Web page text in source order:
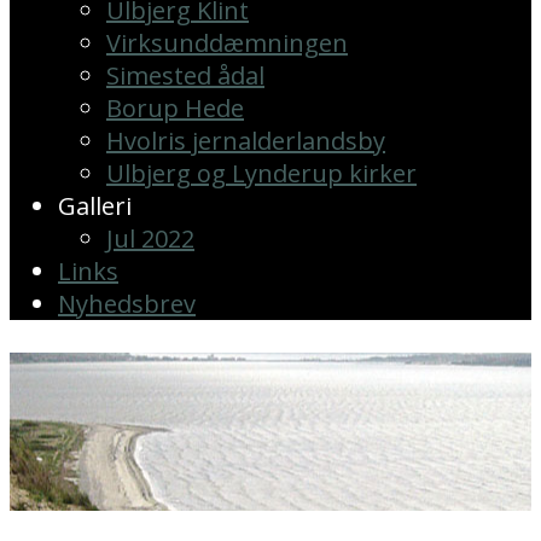
Ulbjerg Klint
Virksunddæmningen
Simested ådal
Borup Hede
Hvolris jernalderlandsby
Ulbjerg og Lynderup kirker
Galleri
Jul 2022
Links
Nyhedsbrev